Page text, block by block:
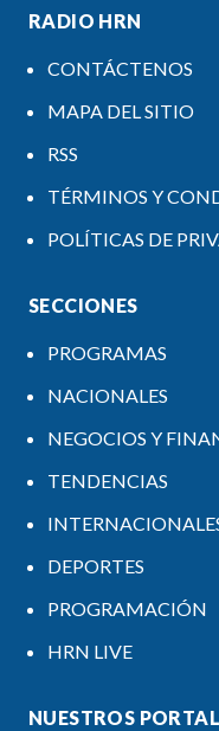
RADIO HRN
CONTÁCTENOS
MAPA DEL SITIO
RSS
TÉRMINOS Y
POLÍTICAS DE
SECCIONES
PROGRAMAS
NACIONALES
NEGOCIOS Y
TENDENCIAS
DEPORTES
PROGRAMACIÓN
HRN LIVE
NUESTROS